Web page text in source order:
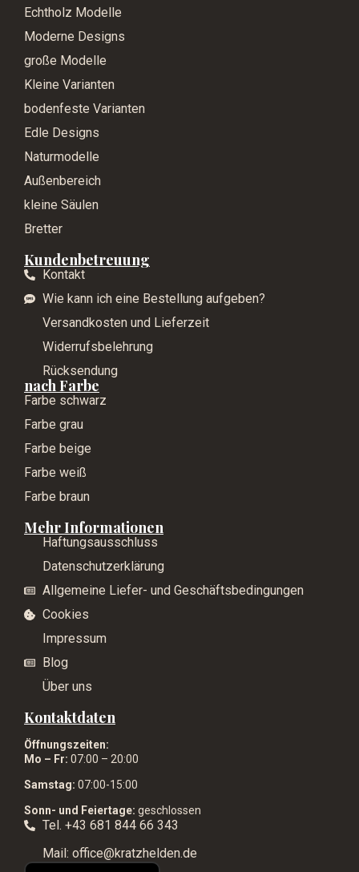
Echtholz Modelle
Moderne Designs
große Modelle
Kleine Varianten
bodenfeste Varianten
Edle Designs
Naturmodelle
Außenbereich
kleine Säulen
Bretter
Kundenbetreuung
Kontakt
Wie kann ich eine Bestellung aufgeben?
Versandkosten und Lieferzeit
Widerrufsbelehrung
Rücksendung
nach Farbe
Farbe schwarz
Farbe grau
Farbe beige
Farbe weiß
Farbe braun
Mehr Informationen
Haftungsausschluss
Datenschutzerklärung
Allgemeine Liefer- und Geschäftsbedingungen
Cookies
Impressum
Blog
Über uns
Kontaktdaten
Öffnungszeiten:
Mo – Fr: 07:00 – 20:00
Samstag: 07:00-15:00
Sonn- und Feiertage: geschlossen
Tel. +43 681 844 66 343
Mail: office@kratzhelden.de